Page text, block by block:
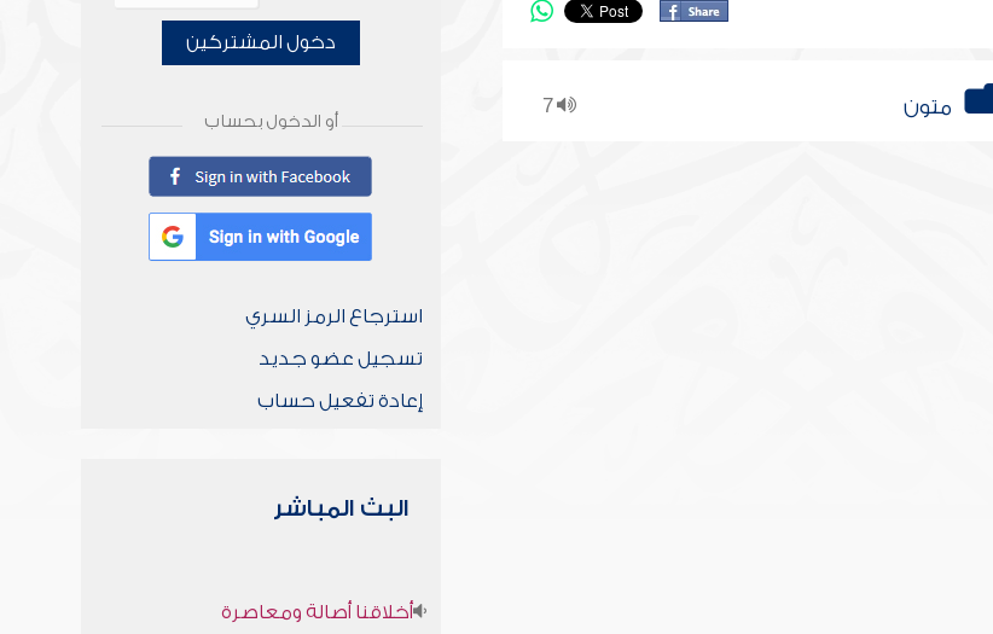
7 متون
دخول المشتركين
أو الدخول بحساب
استرجاع الرمز السري
تسجيل عضو جديد
إعادة تفعيل حساب
البث المباشر
أخلاقنا أصالة ومعاصرة